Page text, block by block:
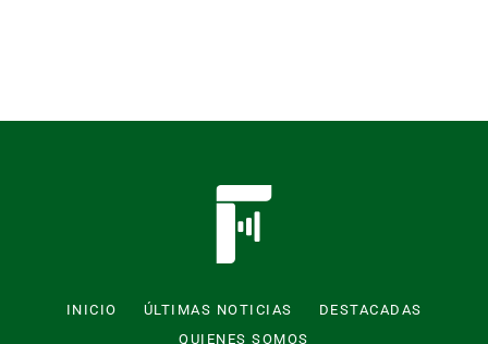
INICIO ÚLTIMAS NOTICIAS
DESTACADAS
QUIENES SOMOS